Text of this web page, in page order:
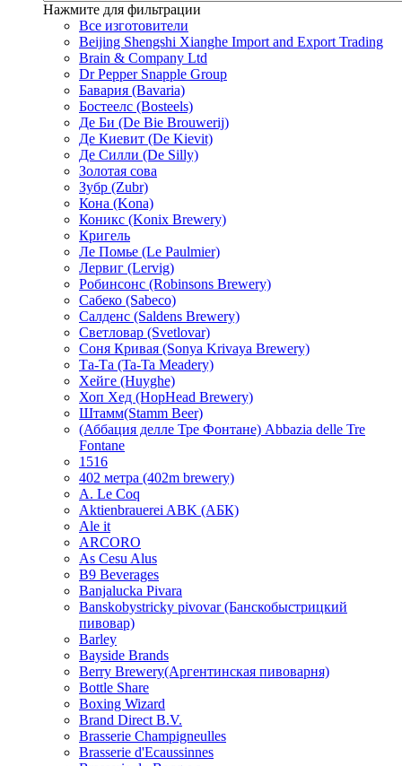
Нажмите для фильтрации
Все изготовители
Beijing Shengshi Xianghe Import and Export Trading
Brain & Company Ltd
Dr Pepper Snapple Group
Бавария (Bavaria)
Бостеелс (Bosteels)
Де Би (De Bie Brouwerij)
Де Киевит (De Kievit)
Де Силли (De Silly)
Золотая сова
Зубр (Zubr)
Кона (Kona)
Коникс (Konix Brewery)
Кригель
Ле Помье (Le Paulmier)
Лервиг (Lervig)
Робинсонс (Robinsons Brewery)
Сабеко (Sabeco)
Салденс (Saldens Brewery)
Светловар (Svetlovar)
Соня Кривая (Sonya Krivaya Brewery)
Та-Та (Ta-Ta Meadery)
Хейге (Huyghe)
Хоп Хед (HopHead Brewery)
Штамм(Stamm Beer)
(Аббация делле Тре Фонтане) Abbazia delle Tre
Fontane
1516
402 метра (402m brewery)
A. Le Coq
Aktienbrauerei ABK (АБК)
Ale it
ARCORO
As Cesu Alus
B9 Beverages
Banjalucka Pivara
Banskobystricky pivovar (Банскобыстрицкий
пивовар)
Barley
Bayside Brands
Berry Brewery(Аргентинская пивоварня)
Bottle Share
Boxing Wizard
Brand Direct B.V.
Brasserie Champigneulles
Brasserie d'Ecaussinnes